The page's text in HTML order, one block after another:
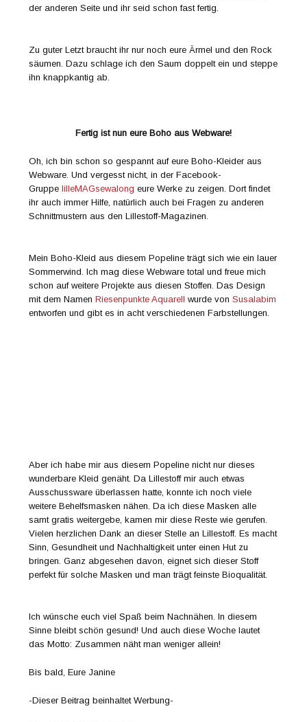
der anderen Seite und ihr seid schon fast fertig.
Zu guter Letzt braucht ihr nur noch eure Ärmel und den Rock
säumen. Dazu schlage ich den Saum doppelt ein und steppe
ihn knappkantig ab.
Fertig ist nun eure Boho aus Webware!
Oh, ich bin schon so gespannt auf eure Boho-Kleider aus
Webware. Und vergesst nicht, in der Facebook-
GruppelilleMAGsewalong eure Werke zu zeigen. Dort findet
ihr auch immer Hilfe, natürlich auch bei Fragen zu anderen
Schnittmustern aus den Lillestoff-Magazinen.
Mein Boho-Kleid aus diesem Popeline trägt sich wie ein lauer
Sommerwind. Ich mag diese Webware total und freue mich
schon auf weitere Projekte aus diesen Stoffen. Das Design
mit dem NamenRiesenpunkte Aquarell wurde vonSusalabim
entworfen und gibt es in acht verschiedenen Farbstellungen.
Aber ich habe mir aus diesem Popeline nicht nur dieses
wunderbare Kleid genäht. Da Lillestoff mir auch etwas
Ausschussware überlassen hatte, konnte ich noch viele
weitere Behelfsmasken nähen. Da ich diese Masken alle
samt gratis weitergebe, kamen mir diese Reste wie gerufen.
Vielen herzlichen Dank an dieser Stelle an Lillestoff. Es macht
Sinn, Gesundheit und Nachhaltigkeit unter einen Hut zu
bringen. Ganz abgesehen davon, eignet sich dieser Stoff
perfekt für solche Masken und man trägt feinste Bioqualität.
Ich wünsche euch viel Spaß beim Nachnähen. In diesem
Sinne bleibt schön gesund! Und auch diese Woche lautet
das Motto: Zusammen näht man weniger allein!
Bis bald, Eure Janine
-Dieser Beitrag beinhaltet Werbung-